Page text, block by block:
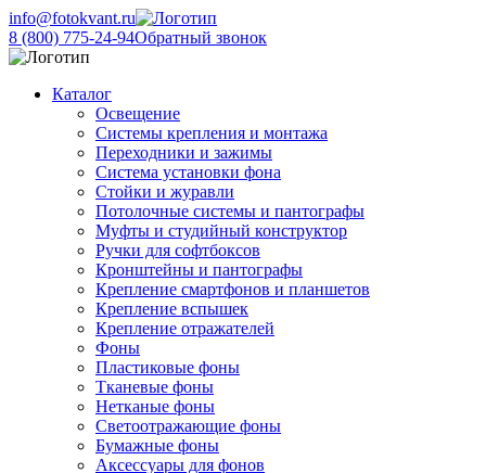
info@fotokvant.ru
8 (800) 775-24-94Обратный звонок
Каталог
Освещение
Системы крепления и монтажа
Переходники и зажимы
Система установки фона
Стойки и журавли
Потолочные системы и пантографы
Муфты и студийный конструктор
Ручки для софтбоксов
Кронштейны и пантографы
Крепление смартфонов и планшетов
Крепление вспышек
Крепление отражателей
Фоны
Пластиковые фоны
Тканевые фоны
Нетканые фоны
Светоотражающие фоны
Бумажные фоны
Аксессуары для фонов